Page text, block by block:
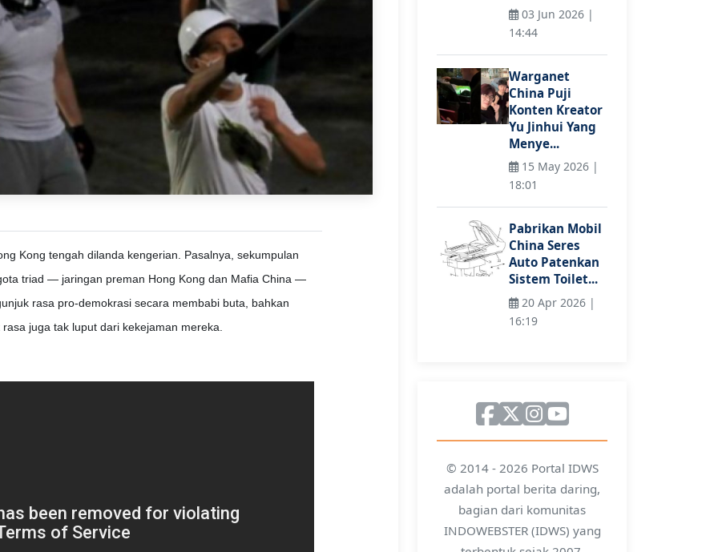
Kong tengah dilanda kengerian. Pasalnya, sekumpulan
triad — jaringan preman Hong Kong dan Mafia China —
rasa pro-demokrasi secara membabi buta, bahkan
juga tak luput dari kekejaman mereka.
03 Jun 2026 |
14:44
Warganet
China Puji
Konten Kreator
Yu Jinhui Yang
Menye...
15 May 2026 |
18:01
Pabrikan Mobil
China Seres
Auto Patenkan
Sistem Toilet...
20 Apr 2026 |
16:19
© 2014 - 2026 Portal IDWS
adalah portal berita daring,
bagian dari komunitas
INDOWEBSTER (IDWS) yang